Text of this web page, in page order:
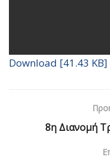
Download [41.43 KB]
8η Διανομή